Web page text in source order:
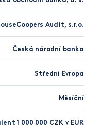
Audit, s.r.o.
Česká národní banka
Střední Evropa
Měsíční
1 000 000 CZK v EUR